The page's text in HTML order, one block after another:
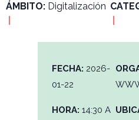
ÁMBITO: Digitalización
FECHA: 2026-
01-22
HORA: 14:30 A